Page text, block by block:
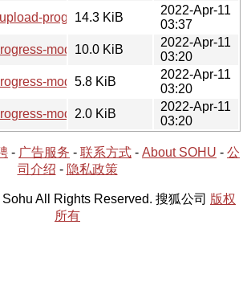
progress_0.2-2_amd64.deb
14.3 KiB
2022-Apr-11
03:37
module_0.2.orig.tar.gz
10.0 KiB
2022-Apr-11
03:20
module_0.2-2.debian.tar.gz
5.8 KiB
2022-Apr-11
03:20
module_0.2-2.dsc
2.0 KiB
2022-Apr-11
03:20
- 广告服务 - 联系方式 - About SOHU - 公
司介绍 - 隐私政策
All Rights Reserved. 搜狐公司 版权
所有